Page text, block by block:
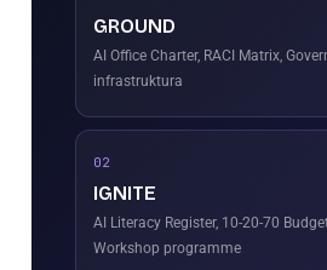
GROUND
AI Office Charter, RACI Matrix,
infrastruktura
02
IGNITE
AI Literacy Register, 10-20-70
Workshop programme